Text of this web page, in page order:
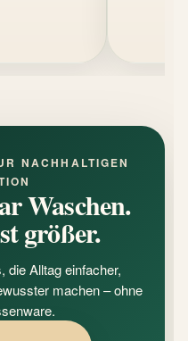
NACHHALTIGEN
Waschen.
größer.
die Alltag einfacher,
machen – ohne